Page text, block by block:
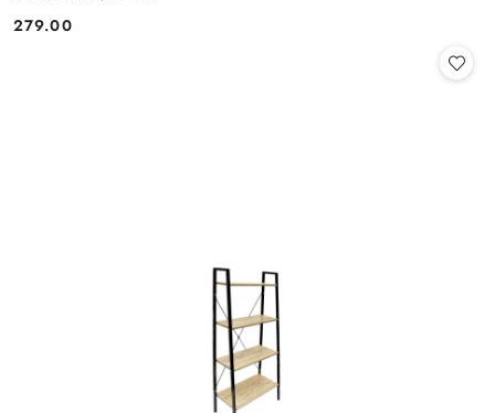
Cena:
279.00